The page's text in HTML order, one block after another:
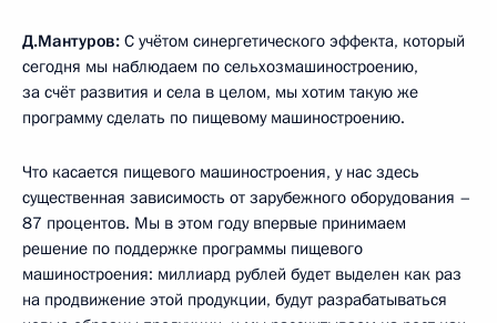
Д.Мантуров: С учётом синергетического эффекта, который
сегодня мы наблюдаем по сельхозмашиностроению,
за счёт развития и села в целом, мы хотим такую же
программу сделать по пищевому машиностроению.
Что касается пищевого машиностроения, у нас здесь
существенная зависимость от зарубежного оборудования –
87 процентов. Мы в этом году впервые принимаем
решение по поддержке программы пищевого
машиностроения: миллиард рублей будет выделен как раз
на продвижение этой продукции, будут разрабатываться